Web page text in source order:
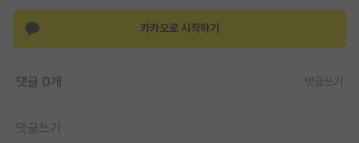
홍보 게시판
커리어
카카오로 시작하기
댓글 0개 댓글쓰기
댓글쓰기